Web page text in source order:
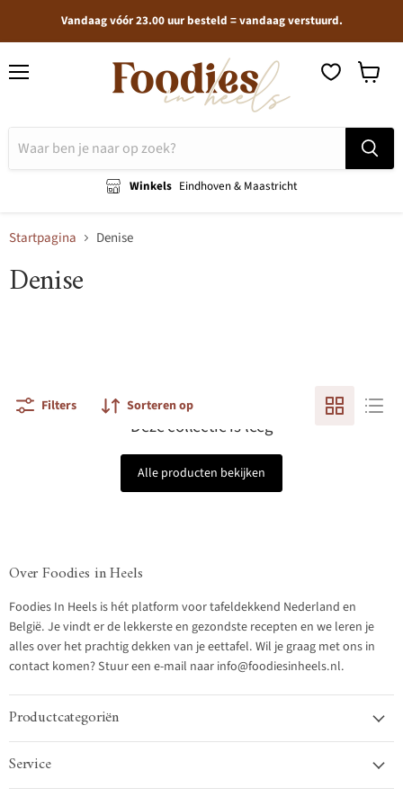
Vandaag vóór 23.00 uur besteld = vandaag verstuurd.
Winkels Eindhoven & Maastricht
Startpagina Denise
Denise
Filters Sorteren op
Deze collectie is leeg
Alle producten bekijken
Over Foodies in Heels
Foodies In Heels is hét platform voor tafeldekkend Nederland en
België. Je vindt er de lekkerste en gezondste recepten en we leren je
alles over het prachtig dekken van je eettafel. Wil je graag met ons in
contact komen? Stuur een e-mail naar info@foodiesinheels.nl.
Productcategoriën
Service